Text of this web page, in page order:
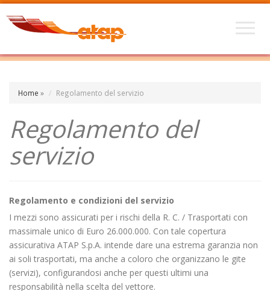
Home » Regolamento del servizio
Regolamento del
servizio
Regolamento e condizioni del servizio
I mezzi sono assicurati per i rischi della R. C. / Trasportati con
massimale unico di Euro 26.000.000. Con tale copertura
assicurativa ATAP S.p.A. intende dare una estrema garanzia non
ai soli trasportati, ma anche a coloro che organizzano le gite
(servizi), configurandosi anche per questi ultimi una
responsabilità nella scelta del vettore.